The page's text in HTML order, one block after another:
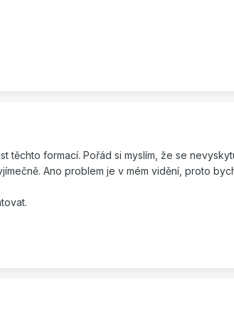
těchto formací. Pořád si myslím, že se
Ano problem je v mém vidění, proto